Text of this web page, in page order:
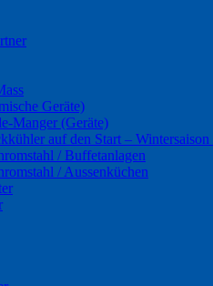
Geräte)
Manger (Geräte)
auf den Start – Wintersaison
/ Buffetanlagen
/ Aussenküchen